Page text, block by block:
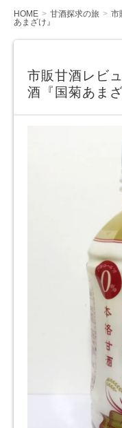
HOME 甘酒探求の旅
市
あまざけ』
市販甘酒レビ
酒『国菊あまざ